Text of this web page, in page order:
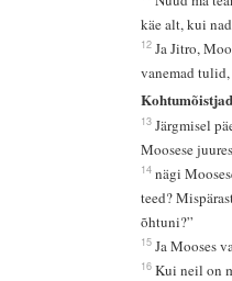
käe alt, kui
12 Ja Jitro,
vanemad tulid,
13 Järgmisel
Moosese
14 nägi
teed?
õhtuni?”
15 Ja Mooses
16 Kui neil on